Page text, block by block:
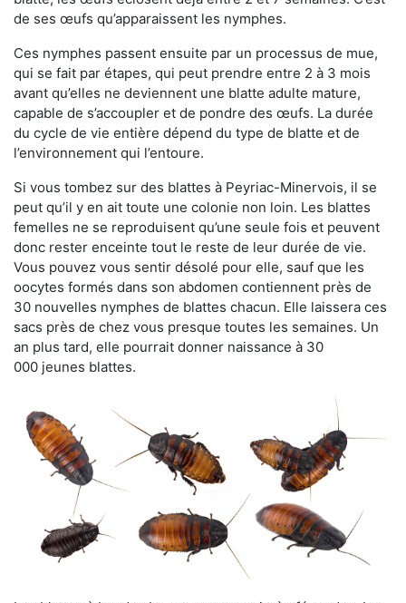
de ses œufs qu’apparaissent les nymphes.
Ces nymphes passent ensuite par un processus de mue,
qui se fait par étapes, qui peut prendre entre 2 à 3 mois
avant qu’elles ne deviennent une blatte adulte mature,
capable de s’accoupler et de pondre des œufs. La durée
du cycle de vie entière dépend du type de blatte et de
l’environnement qui l’entoure.
Si vous tombez sur des blattes à Peyriac-Minervois, il se
peut qu’il y en ait toute une colonie non loin. Les blattes
femelles ne se reproduisent qu’une seule fois et peuvent
donc rester enceinte tout le reste de leur durée de vie.
Vous pouvez vous sentir désolé pour elle, sauf que les
oocytes formés dans son abdomen contiennent près de
30 nouvelles nymphes de blattes chacun. Elle laissera ces
sacs près de chez vous presque toutes les semaines. Un
an plus tard, elle pourrait donner naissance à 30
000 jeunes blattes.